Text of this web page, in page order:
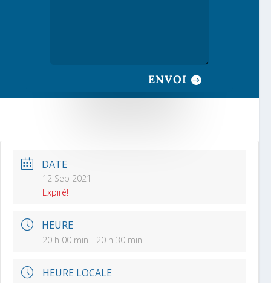
ENVOI
DATE
12 Sep 2021
Expiré!
HEURE
20 h 00 min - 20 h 30 min
HEURE LOCALE